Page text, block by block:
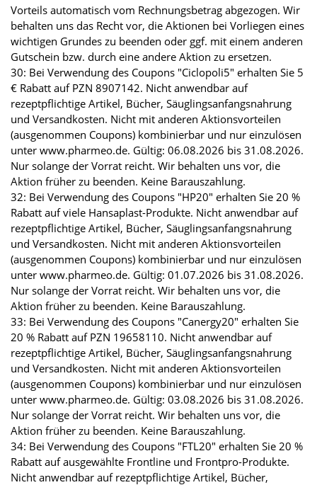
Vorteils automatisch vom Rechnungsbetrag abgezogen. Wir
behalten uns das Recht vor, die Aktionen bei Vorliegen eines
wichtigen Grundes zu beenden oder ggf. mit einem anderen
Gutschein bzw. durch eine andere Aktion zu ersetzen.
30: Bei Verwendung des Coupons "Ciclopoli5" erhalten Sie 5
€ Rabatt auf PZN 8907142. Nicht anwendbar auf
rezeptpflichtige Artikel, Bücher, Säuglingsanfangsnahrung
und Versandkosten. Nicht mit anderen Aktionsvorteilen
(ausgenommen Coupons) kombinierbar und nur einzulösen
unter www.pharmeo.de. Gültig: 06.08.2026 bis 31.08.2026.
Nur solange der Vorrat reicht. Wir behalten uns vor, die
Aktion früher zu beenden. Keine Barauszahlung.
32: Bei Verwendung des Coupons "HP20" erhalten Sie 20 %
Rabatt auf viele Hansaplast-Produkte. Nicht anwendbar auf
rezeptpflichtige Artikel, Bücher, Säuglingsanfangsnahrung
und Versandkosten. Nicht mit anderen Aktionsvorteilen
(ausgenommen Coupons) kombinierbar und nur einzulösen
unter www.pharmeo.de. Gültig: 01.07.2026 bis 31.08.2026.
Nur solange der Vorrat reicht. Wir behalten uns vor, die
Aktion früher zu beenden. Keine Barauszahlung.
33: Bei Verwendung des Coupons "Canergy20" erhalten Sie
20 % Rabatt auf PZN 19658110. Nicht anwendbar auf
rezeptpflichtige Artikel, Bücher, Säuglingsanfangsnahrung
und Versandkosten. Nicht mit anderen Aktionsvorteilen
(ausgenommen Coupons) kombinierbar und nur einzulösen
unter www.pharmeo.de. Gültig: 03.08.2026 bis 31.08.2026.
Nur solange der Vorrat reicht. Wir behalten uns vor, die
Aktion früher zu beenden. Keine Barauszahlung.
34: Bei Verwendung des Coupons "FTL20" erhalten Sie 20 %
Rabatt auf ausgewählte Frontline und Frontpro-Produkte.
Nicht anwendbar auf rezeptpflichtige Artikel, Bücher,